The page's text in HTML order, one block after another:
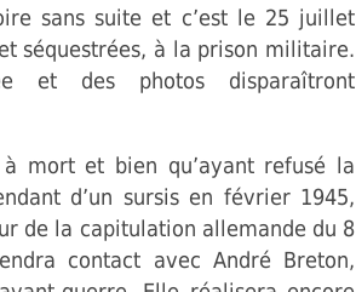
sans suite et c’est le 25 juillet
séquestrées, à la prison militaire.
et des photos disparaîtront
mort et bien qu’ayant refusé la
d’un sursis en février 1945,
de la capitulation allemande du 8
contact avec André Breton,